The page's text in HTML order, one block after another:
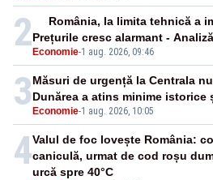
2 Economie-1 aug. 2026, 09:46
România, la limita tehnică a
Prețurile cresc alarmant -
3 Economie-1 aug. 2026, 10:05
Măsuri de urgență la Centrala
Dunărea a atins minime istorice
4Valul de foc lovește România:
caniculă, urmat de cod roșu
urcă spre 40°C